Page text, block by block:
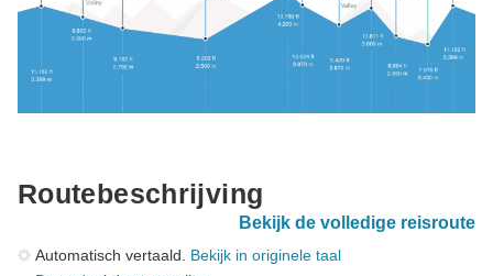
Routebeschrijving
Bekijk de volledige reisroute
Automatisch vertaald. Bekijk in originele taal